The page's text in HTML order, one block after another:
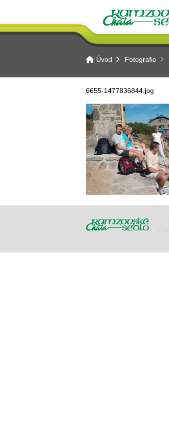
Úvod Fotografie
6655-1477836844.jpg